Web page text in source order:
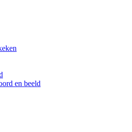
en beeld